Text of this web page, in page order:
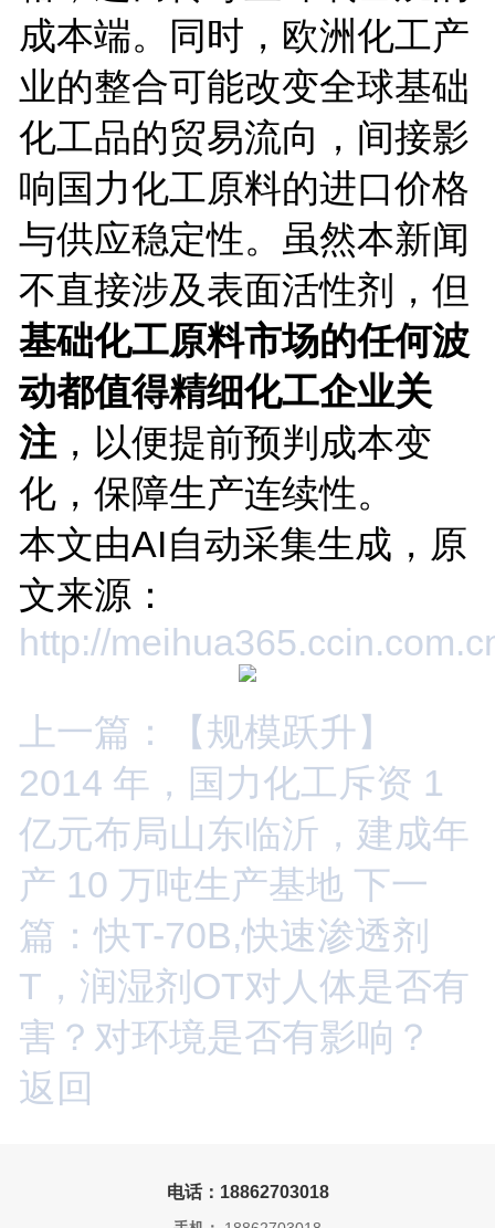
成本端。同时，欧洲化工产
业的整合可能改变全球基础
化工品的贸易流向，间接影
响国力化工原料的进口价格
与供应稳定性。虽然本新闻
不直接涉及表面活性剂，但
基础化工原料市场的任何波
动都值得精细化工企业关
注 ，以便提前预判成本变
化，保障生产连续性。
本文由AI自动采集生成，原
文来源：
http://
上一篇：【规模跃升】
2014 年，国力化工斥资 1
亿元布局山东临沂，建成年
产 10 万吨生产基地 下一
篇：快T-70B,快速渗透剂
T，润湿剂OT对人体是否有
害？对环境是否有影响？
返回
电话：18862703018